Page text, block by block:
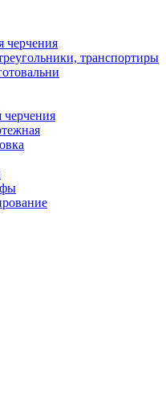
черчения
транспортиры
черчения